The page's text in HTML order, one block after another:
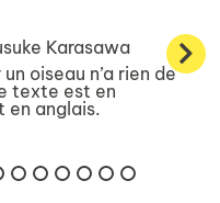
Karasawa
oiseau n’a rien de
texte est en
en anglais.